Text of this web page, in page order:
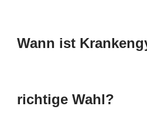
Wann ist
richtige Wahl?